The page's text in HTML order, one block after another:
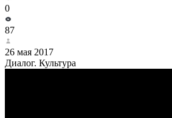
0
87
26 мая 2017
Диалог. Культура